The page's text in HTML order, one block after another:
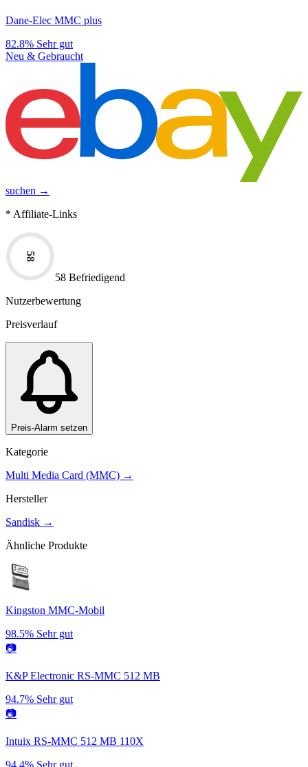
Dane-Elec MMC plus
82.8% Sehr gut
Neu & Gebraucht
suchen →
* Affiliate-Links
58
58 Befriedigend
Nutzerbewertung
Preisverlauf
Preis-Alarm setzen
Kategorie
Multi Media Card (MMC) →
Hersteller
Sandisk →
Ähnliche Produkte
Kingston MMC-Mobil
98.5% Sehr gut
📷
K&P Electronic RS-MMC 512 MB
94.7% Sehr gut
📷
Intuix RS-MMC 512 MB 110X
94.4% Sehr gut